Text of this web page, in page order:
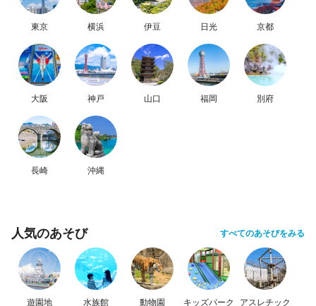
東京 横浜 伊豆 日光 京都
大阪 神戸 山口 福岡 別府
長崎 沖縄
人気のあそび すべてのあそびをみる
遊園地 水族館 動物園 キッズパーク アスレチック